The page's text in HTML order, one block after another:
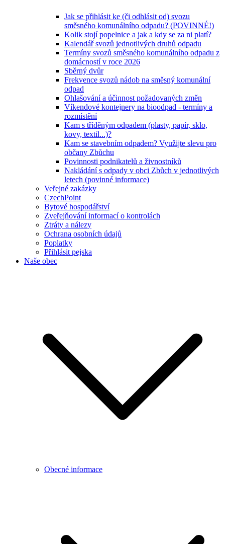
Jak se přihlásit ke (či odhlásit od) svozu
směsného komunálního odpadu? (POVINNÉ!)
Kolik stojí popelnice a jak a kdy se za ni platí?
Kalendář svozů jednotlivých druhů odpadu
Termíny svozů směsného komunálního odpadu z
domácností v roce 2026
Sběrný dvůr
Frekvence svozů nádob na směsný komunální
odpad
Ohlašování a účinnost požadovaných změn
Víkendové kontejnery na bioodpad - termíny a
rozmístění
Kam s tříděným odpadem (plasty, papír, sklo,
kovy, textil...)?
Kam se stavebním odpadem? Využijte slevu pro
občany Zbůchu
Povinnosti podnikatelů a živnostníků
Nakládání s odpady v obci Zbůch v jednotlivých
letech (povinné informace)
Veřejné zakázky
CzechPoint
Bytové hospodářství
Zveřejňování informací o kontrolách
Ztráty a nálezy
Ochrana osobních údajů
Poplatky
Přihlásit pejska
Naše obec
Obecné informace